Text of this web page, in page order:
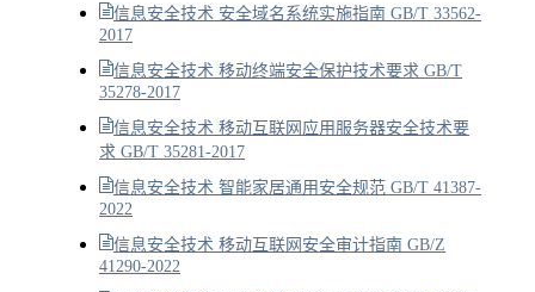
信息安全技术 安全域名系统实施指南 GB/T 33562-
2017
信息安全技术 移动终端安全保护技术要求 GB/T
35278-2017
信息安全技术 移动互联网应用服务器安全技术要
求 GB/T 35281-2017
信息安全技术 智能家居通用安全规范 GB/T 41387-
2022
信息安全技术 移动互联网安全审计指南 GB/Z
41290-2022